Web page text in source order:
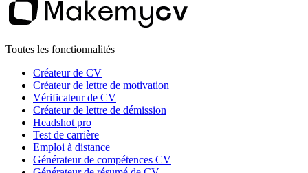
Toutes les fonctionnalités
Créateur de CV
Créateur de lettre de motivation
Vérificateur de CV
Créateur de lettre de démission
Headshot pro
Test de carrière
Emploi à distance
Générateur de compétences CV